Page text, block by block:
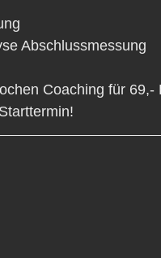
Abschlussmessung
Coaching für 69,-